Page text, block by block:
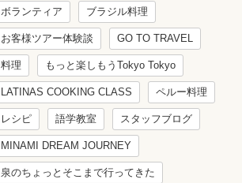
ボランティア ブラジル料理
お客様ツアー体験談 GO TO TRAVEL
料理 もっと楽しもうTokyo Tokyo
LATINAS COOKING CLASS ペルー料理
レシピ 語学教室 スタッフブログ
MINAMI DREAM JOURNEY
泉のちょっとそこまで行ってきた